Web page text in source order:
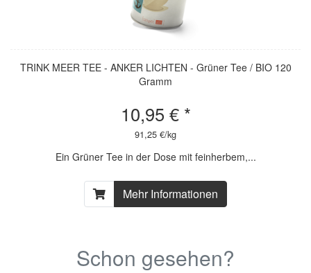
TRINK MEER TEE - ANKER LICHTEN - Grüner Tee / BIO 120
Gramm
10,95 € *
91,25 €/kg
Ein Grüner Tee in der Dose mit feinherbem,...
Mehr Informationen
Schon gesehen?